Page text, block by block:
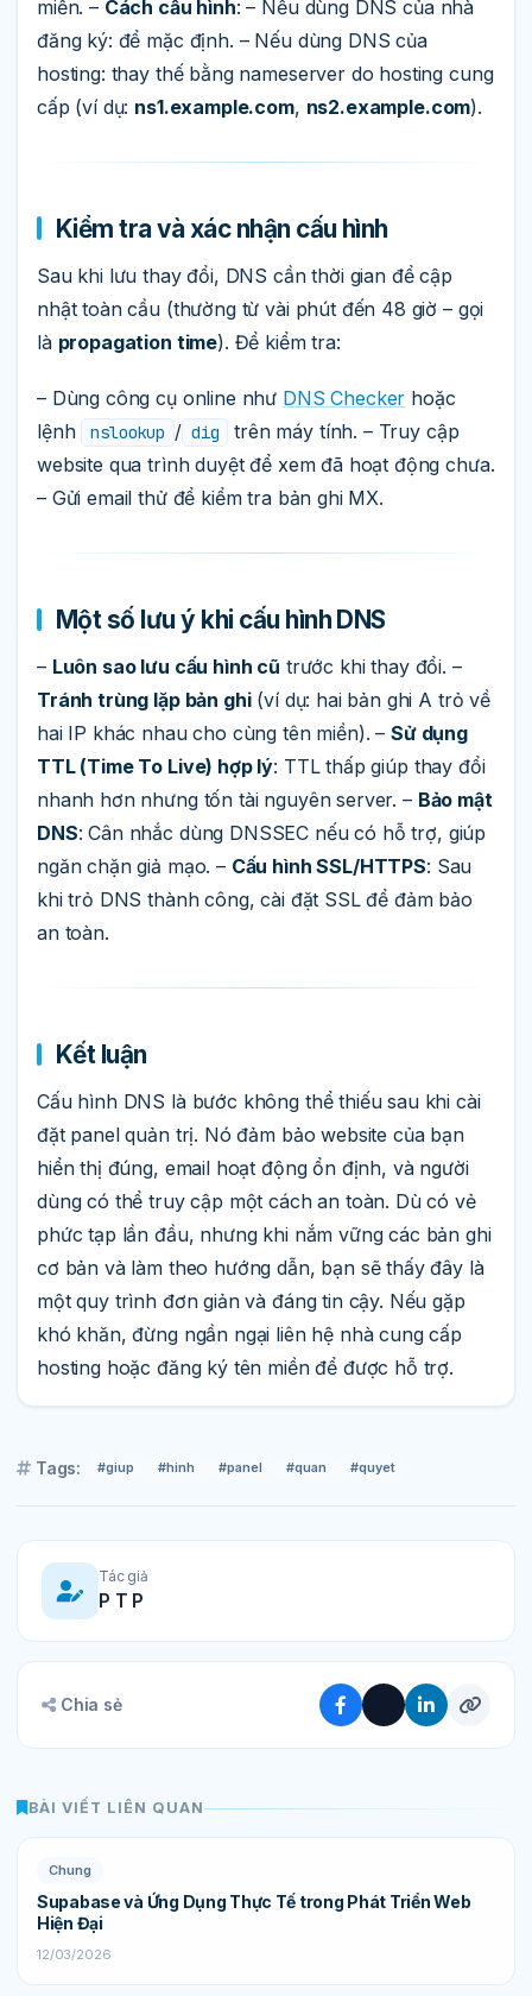
miền. – Cách cấu hình: – Nếu dùng DNS của nhà
đăng ký: để mặc định. – Nếu dùng DNS của
hosting: thay thế bằng nameserver do hosting cung
cấp (ví dụ: ns1.example.com, ns2.example.com).
Kiểm tra và xác nhận cấu hình
Sau khi lưu thay đổi, DNS cần thời gian để cập
nhật toàn cầu (thường từ vài phút đến 48 giờ – gọi
là propagation time). Để kiểm tra:
– Dùng công cụ online như DNS Checker hoặc
lệnh
nslookup / dig
trên máy tính. – Truy cập
website qua trình duyệt để xem đã hoạt động chưa.
– Gửi email thử để kiểm tra bản ghi MX.
Một số lưu ý khi cấu hình DNS
– Luôn sao lưu cấu hình cũ trước khi thay đổi. –
Tránh trùng lặp bản ghi(ví dụ: hai bản ghi A trỏ về
hai IP khác nhau cho cùng tên miền). – Sử dụng
TTL (Time To Live) hợp lý: TTL thấp giúp thay đổi
nhanh hơn nhưng tốn tài nguyên server. – Bảo mật
DNS: Cân nhắc dùng DNSSEC nếu có hỗ trợ, giúp
ngăn chặn giả mạo. – Cấu hình SSL/HTTPS: Sau
khi trỏ DNS thành công, cài đặt SSL để đảm bảo
an toàn.
Kết luận
Cấu hình DNS là bước không thể thiếu sau khi cài
đặt panel quản trị. Nó đảm bảo website của bạn
hiển thị đúng, email hoạt động ổn định, và người
dùng có thể truy cập một cách an toàn. Dù có vẻ
phức tạp lần đầu, nhưng khi nắm vững các bản ghi
cơ bản và làm theo hướng dẫn, bạn sẽ thấy đây là
một quy trình đơn giản và đáng tin cậy. Nếu gặp
khó khăn, đừng ngần ngại liên hệ nhà cung cấp
hosting hoặc đăng ký tên miền để được hỗ trợ.
Tags: #giup #hinh #panel #quan #quyet
Tác giả
P T P
Chia sẻ
BÀI VIẾT LIÊN QUAN
Chung
Supabase và Ứng Dụng Thực Tế trong Phát Triển Web
Hiện Đại
12/03/2026